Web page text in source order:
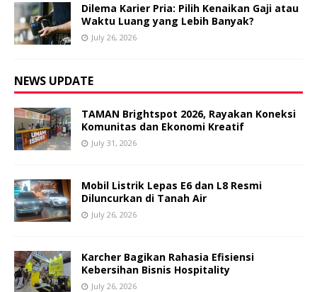
Dilema Karier Pria: Pilih Kenaikan Gaji atau
Waktu Luang yang Lebih Banyak?
July 26, 2026
NEWS UPDATE
TAMAN Brightspot 2026, Rayakan Koneksi
Komunitas dan Ekonomi Kreatif
July 31, 2026
Mobil Listrik Lepas E6 dan L8 Resmi
Diluncurkan di Tanah Air
July 26, 2026
Karcher Bagikan Rahasia Efisiensi
Kebersihan Bisnis Hospitality
July 26, 2026